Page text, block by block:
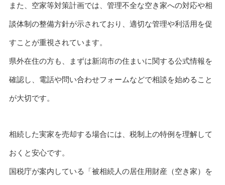
また、空家等対策計画では、管理不全な空き家への対応や相
談体制の整備方針が示されており、適切な管理や利活用を促
すことが重視されています。
県外在住の方も、まずは新潟市の住まいに関する公式情報を
確認し、電話や問い合わせフォームなどで相談を始めること
が大切です。
相続した実家を売却する場合には、税制上の特例を理解して
おくと安心です。
国税庁が案内している「被相続人の居住用財産（空き家）を